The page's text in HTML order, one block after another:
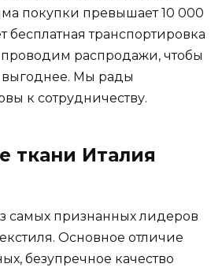
покупки превышает 10 000
бесплатная транспортировка
проводим распродажи, чтобы
выгоднее. Мы рады
к сотрудничеству.
ткани Италия
самых признанных лидеров
Основное отличие
безупречное качество